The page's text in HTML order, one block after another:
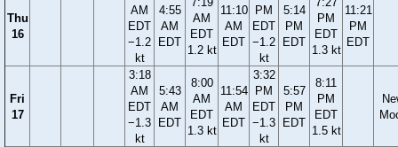
Thu
16
AM
EDT
−1.2
kt
4:55
AM
EDT
AM
EDT
1.2 kt
11:10
AM
EDT
PM
EDT
−1.2
kt
5:14
PM
EDT
PM
EDT
1.3 kt
11:21
PM
EDT
Fri
17
3:18
AM
EDT
−1.3
kt
5:43
AM
EDT
8:00
AM
EDT
1.3 kt
11:54
AM
EDT
3:32
PM
EDT
−1.3
kt
5:57
PM
EDT
8:11
PM
EDT
1.5 kt